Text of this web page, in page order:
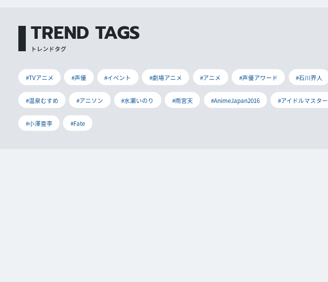
TREND TAGS
トレンドタグ
#TVアニメ #声優 #イベント #劇場アニメ #アニメ #声優アワード #石川界人
#温泉むすめ #アニソン #水瀬いのり #雨宮天 #AnimeJapan2016 #アイドルマスター
#小澤亜李 #Fate